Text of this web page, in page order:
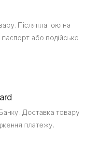
Післяплатою на
або водійське
Доставка товару
платежу.